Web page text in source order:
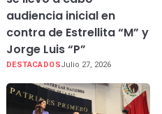
audiencia inicial en
contra de Estrellita “M” y
Jorge Luis “P”
DESTACADOSJulio 27, 2026